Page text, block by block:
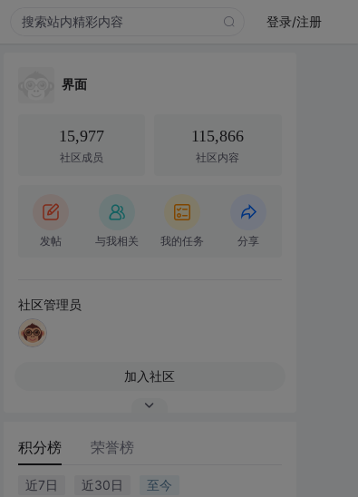
登录/注册
界面
15,977
社区成员
115,866
社区内容
发帖 与我相关 我的任务 分享
社区管理员
加入社区
积分榜 荣誉榜
近7日 近30日 至今